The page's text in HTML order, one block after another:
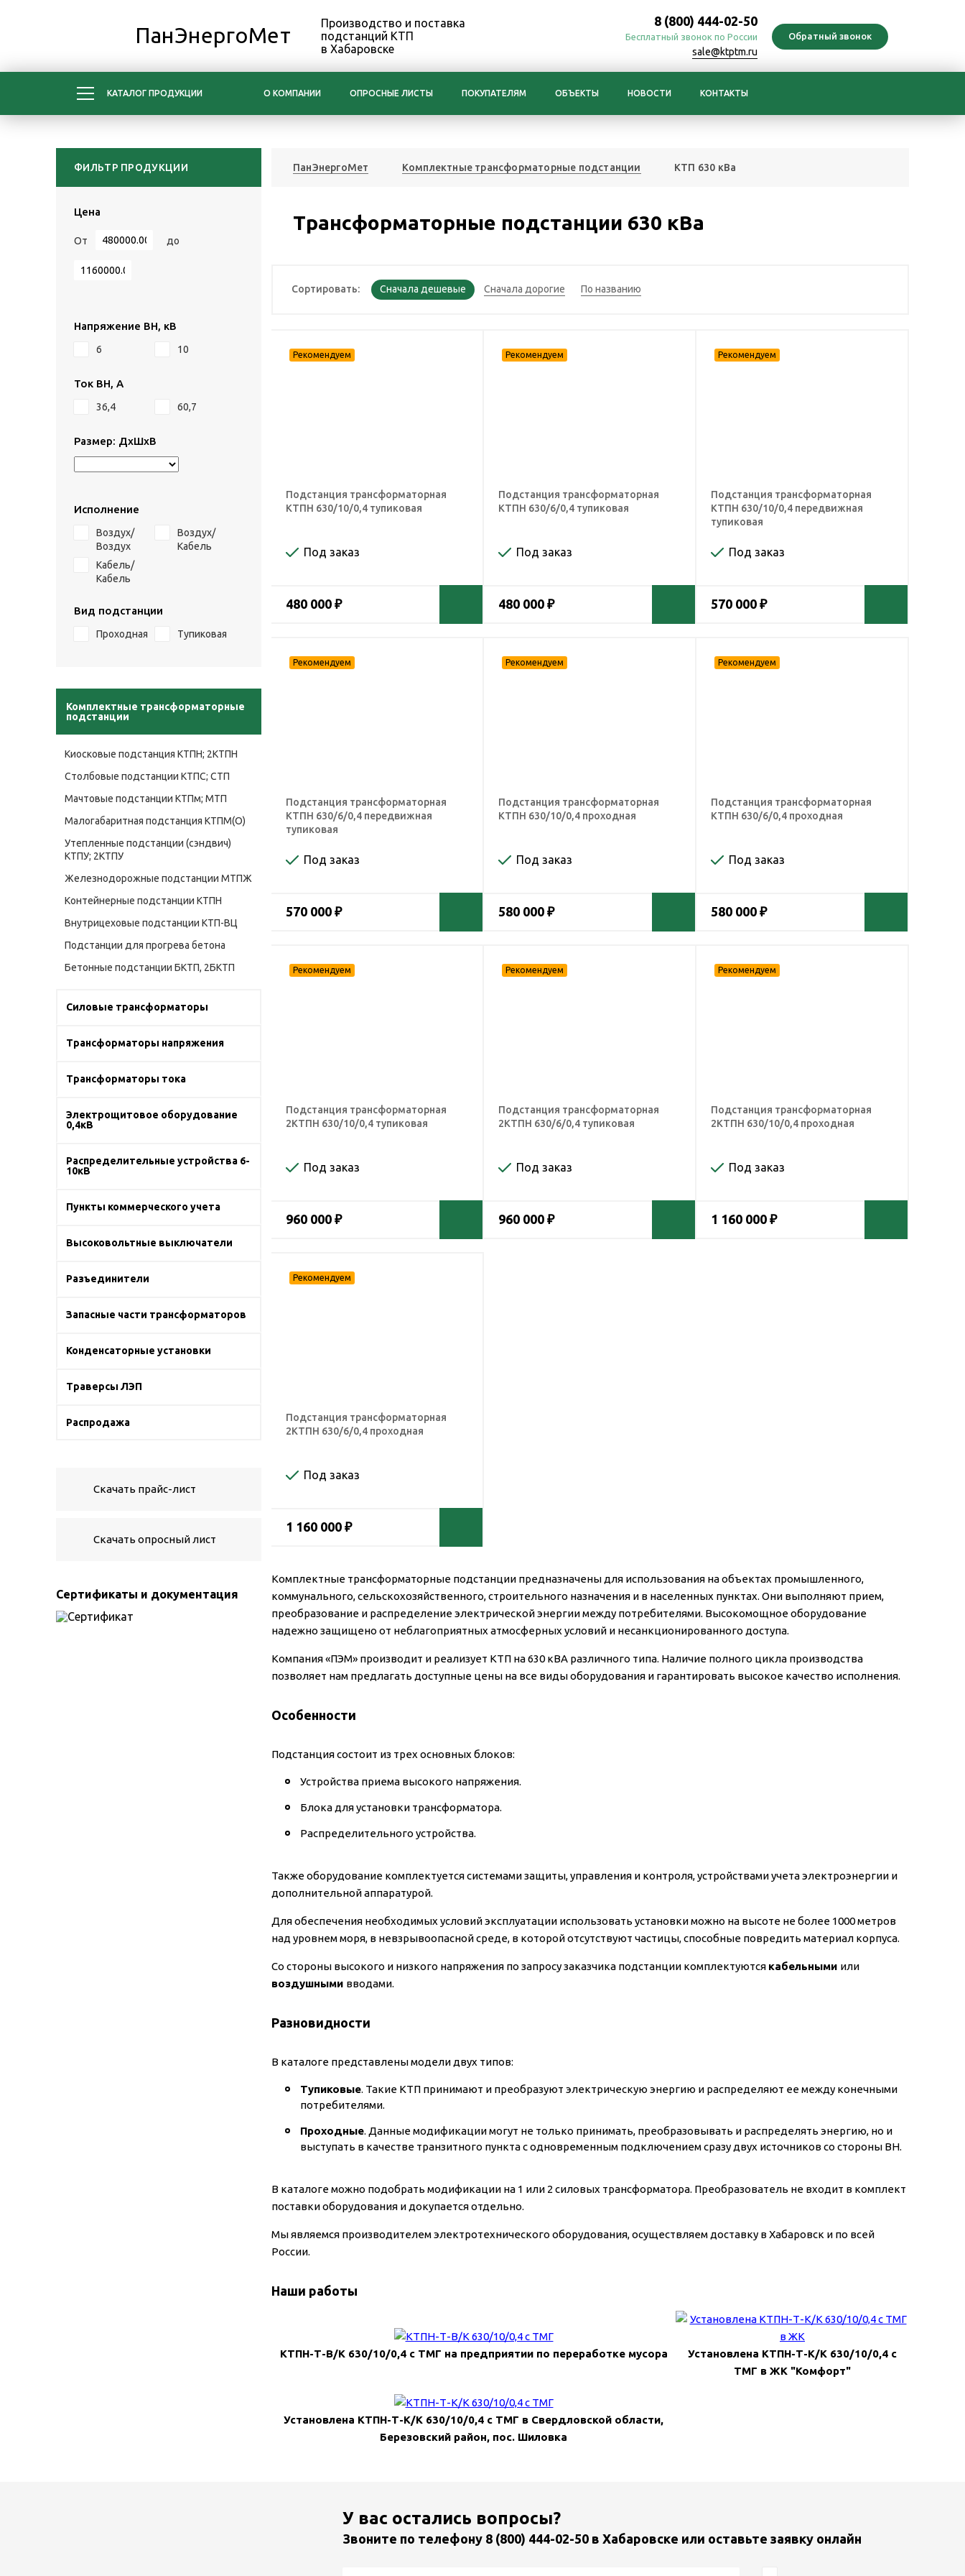
ПанЭнергоМет
Производство и поставка
подстанций КТП
в Хабаровске
8 (800) 444-02-50
Бесплатный звонок по России
sale@ktptm.ru
КАТАЛОГ ПРОДУКЦИИ О КОМПАНИИ ОПРОСНЫЕ ЛИСТЫ ПОКУПАТЕЛЯМ ОБЪЕКТЫ НОВОСТИ КОНТАКТЫ
ФИЛЬТР ПРОДУКЦИИ
Цена
От до
Напряжение ВН, кВ
6 10
Ток ВН, А
36,4 60,7
Размер: ДхШхВ
Исполнение
Воздух/
Воздух
Воздух/
Кабель
Кабель/
Кабель
Вид подстанции
Проходная Тупиковая
Комплектные трансформаторные
подстанции
Киосковые подстанция КТПН; 2КТПН
Столбовые подстанции КТПС; СТП
Мачтовые подстанции КТПм; МТП
Малогабаритная подстанция КТПМ(О)
Утепленные подстанции (сэндвич)
КТПУ; 2КТПУ
Железнодорожные подстанции МТПЖ
Контейнерные подстанции КТПН
Внутрицеховые подстанции КТП-ВЦ
Подстанции для прогрева бетона
Бетонные подстанции БКТП, 2БКТП
Силовые трансформаторы
Трансформаторы напряжения
Трансформаторы тока
Электрощитовое оборудование
0,4кВ
Распределительные устройства 6-
10кВ
Пункты коммерческого учета
Высоковольтные выключатели
Разъединители
Запасные части трансформаторов
Конденсаторные установки
Траверсы ЛЭП
Распродажа
Скачать прайс-лист
Скачать опросный лист
Сертификаты и документация
ПанЭнергоМет Комплектные трансформаторные подстанции КТП 630 кВа
Трансформаторные подстанции 630 кВа
Сортировать:
Подстанция трансформаторная
КТПН 630/10/0,4 тупиковая
Под заказ
480 000 ₽
Подстанция трансформаторная
КТПН 630/6/0,4 тупиковая
Под заказ
480 000 ₽
Подстанция трансформаторная
КТПН 630/10/0,4 передвижная
тупиковая
Под заказ
570 000 ₽
Подстанция трансформаторная
КТПН 630/6/0,4 передвижная
тупиковая
Под заказ
570 000 ₽
Подстанция трансформаторная
КТПН 630/10/0,4 проходная
Под заказ
580 000 ₽
Подстанция трансформаторная
КТПН 630/6/0,4 проходная
Под заказ
580 000 ₽
Подстанция трансформаторная
2КТПН 630/10/0,4 тупиковая
Под заказ
960 000 ₽
Подстанция трансформаторная
2КТПН 630/6/0,4 тупиковая
Под заказ
960 000 ₽
Подстанция трансформаторная
2КТПН 630/10/0,4 проходная
Под заказ
1 160 000 ₽
Подстанция трансформаторная
2КТПН 630/6/0,4 проходная
Под заказ
1 160 000 ₽
Комплектные трансформаторные подстанции предназначены для использования на объектах промышленного,
коммунального, сельскохозяйственного, строительного назначения и в населенных пунктах. Они выполняют прием,
преобразование и распределение электрической энергии между потребителями. Высокомощное оборудование
надежно защищено от неблагоприятных атмосферных условий и несанкционированного доступа.
Компания «ПЭМ» производит и реализует КТП на 630 кВА различного типа. Наличие полного цикла производства
позволяет нам предлагать доступные цены на все виды оборудования и гарантировать высокое качество исполнения.
Особенности
Подстанция состоит из трех основных блоков:
Устройства приема высокого напряжения.
Блока для установки трансформатора.
Распределительного устройства.
Также оборудование комплектуется системами защиты, управления и контроля, устройствами учета электроэнергии и
дополнительной аппаратурой.
Для обеспечения необходимых условий эксплуатации использовать установки можно на высоте не более 1000 метров
над уровнем моря, в невзрывоопасной среде, в которой отсутствуют частицы, способные повредить материал корпуса.
Со стороны высокого и низкого напряжения по запросу заказчика подстанции комплектуются кабельными или
воздушными вводами.
Разновидности
В каталоге представлены модели двух типов:
Тупиковые. Такие КТП принимают и преобразуют электрическую энергию и распределяют ее между конечными
потребителями.
Проходные. Данные модификации могут не только принимать, преобразовывать и распределять энергию, но и
выступать в качестве транзитного пункта с одновременным подключением сразу двух источников со стороны ВН.
В каталоге можно подобрать модификации на 1 или 2 силовых трансформатора. Преобразователь не входит в комплект
поставки оборудования и докупается отдельно.
Мы являемся производителем электротехнического оборудования, осуществляем доставку в Хабаровск и по всей
России.
Наши работы
КТПН-Т-В/К 630/10/0,4 с ТМГ на предприятии по переработке мусора
Установлена КТПН-Т-К/К 630/10/0,4 с
ТМГ в ЖК "Комфорт"
Установлена КТПН-Т-К/К 630/10/0,4 с ТМГ в Свердловской области,
Березовский район, пос. Шиловка
У вас остались вопросы?
Звоните по телефону 8 (800) 444-02-50 в Хабаровске или оставьте заявку онлайн